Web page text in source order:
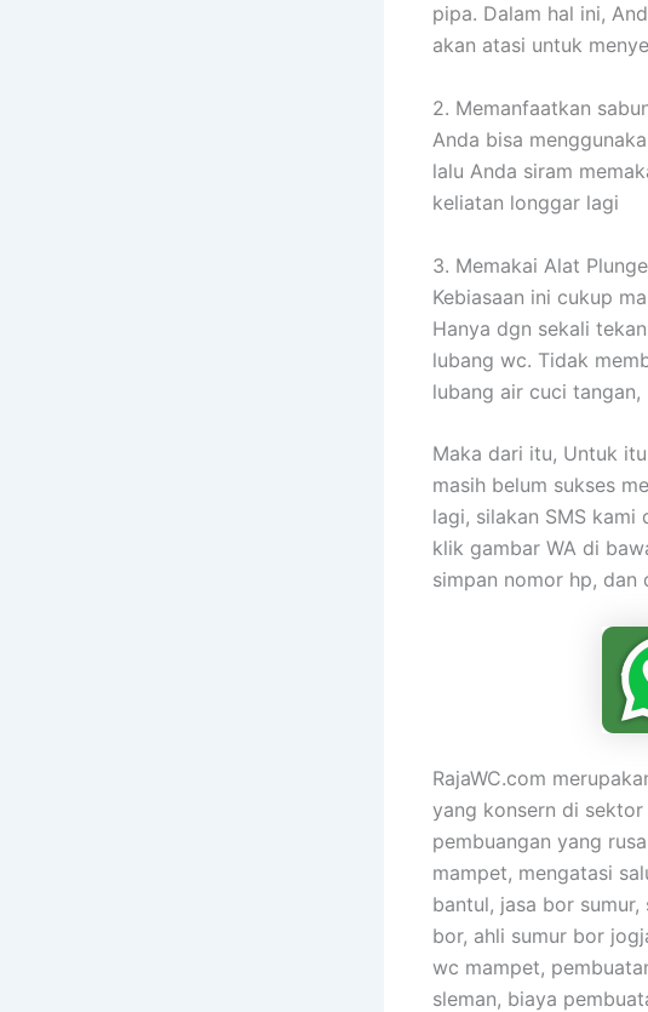
pipa. Dalam hal ini,
akan atasi untuk
2. Memanfaatkan
Anda bisa
lalu Anda siram
keliatan longgar lagi
3. Memakai Alat
Kebiasaan ini cukup
Hanya dgn sekali
lubang wc. Tidak
lubang air cuci
Maka dari itu, Untuk
masih belum sukses
lagi, silakan SMS kami
klik gambar WA di
simpan nomor hp,
RajaWC.com
yang konsern di
pembuangan yang
mampet, mengatasi
bantul, jasa bor
bor, ahli sumur bor
wc mampet,
sleman, biaya